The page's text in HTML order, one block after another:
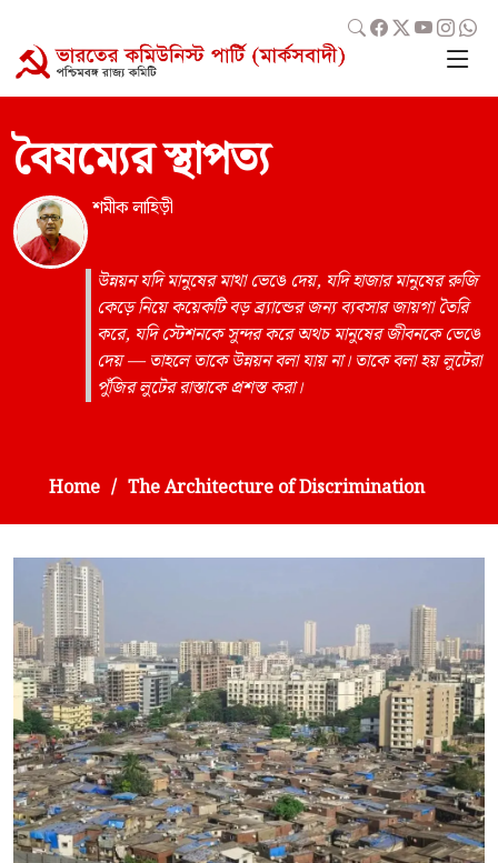
বৈষম্যের স্থাপত্য
শমীক লাহিড়ী
উন্নয়ন যদি মানুষের মাথা ভেঙে দেয়, যদি হাজার মানুষের রুজি
কেড়ে নিয়ে কয়েকটি বড় ব্র্যান্ডের জন্য ব্যবসার জায়গা তৈরি
করে, যদি স্টেশনকে সুন্দর করে অথচ মানুষের জীবনকে ভেঙে
দেয় — তাহলে তাকে উন্নয়ন বলা যায় না। তাকে বলা হয় লুটেরা
পুঁজির লুটের রাস্তাকে প্রশস্ত করা।
Home The Architecture of Discrimination